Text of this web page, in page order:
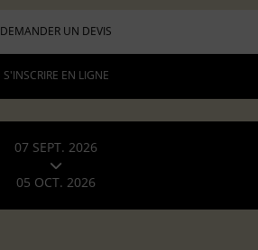
DEMANDER UN DEVIS
S'INSCRIRE EN LIGNE
07 SEPT. 2026
05 OCT. 2026